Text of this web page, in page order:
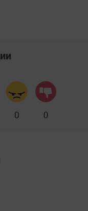
0 0